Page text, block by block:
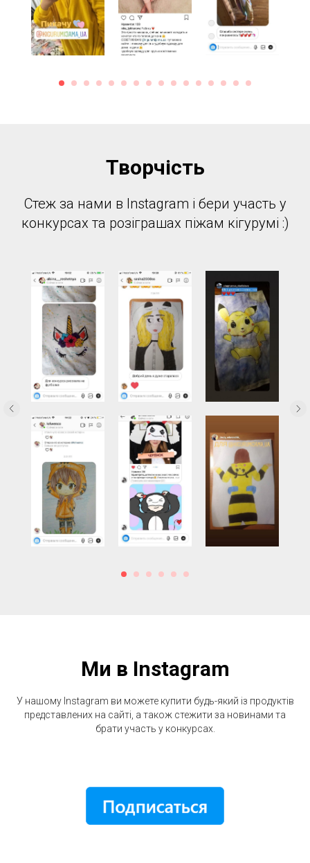
Творчість
Стеж за нами в Instagram і бери участь у
конкурсах та розіграшах піжам кігурумі :)
Ми в Instagram
У нашому Instagram ви можете купити будь-який із продуктів
представлених на сайті, а також стежити за новинами та
брати участь у конкурсах.